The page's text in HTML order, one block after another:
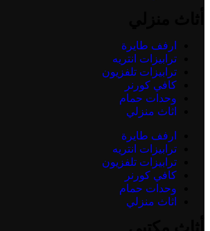
ارفف طايرة
ترابيزات انتريه
ترابيزات تلفزيون
كافي كورنر
وحدات حمام
اثاث منزلي
ارفف طايرة
ترابيزات انتريه
ترابيزات تلفزيون
كافي كورنر
وحدات حمام
اثاث منزلي